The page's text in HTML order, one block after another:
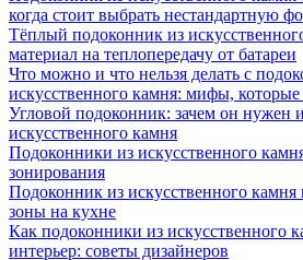
когда стоит выбрать нестандартную
Тёплый подоконник из
материал на теплопередачу от батареи
Что можно и что нельзя делать с
искусственного камня: мифы, которые
Угловой подоконник: зачем он нужен и
искусственного камня
Подоконники из искусственного
зонирования
Подоконник из искусственного камня
зоны на кухне
Как подоконники из искусственного
интерьер: советы дизайнеров